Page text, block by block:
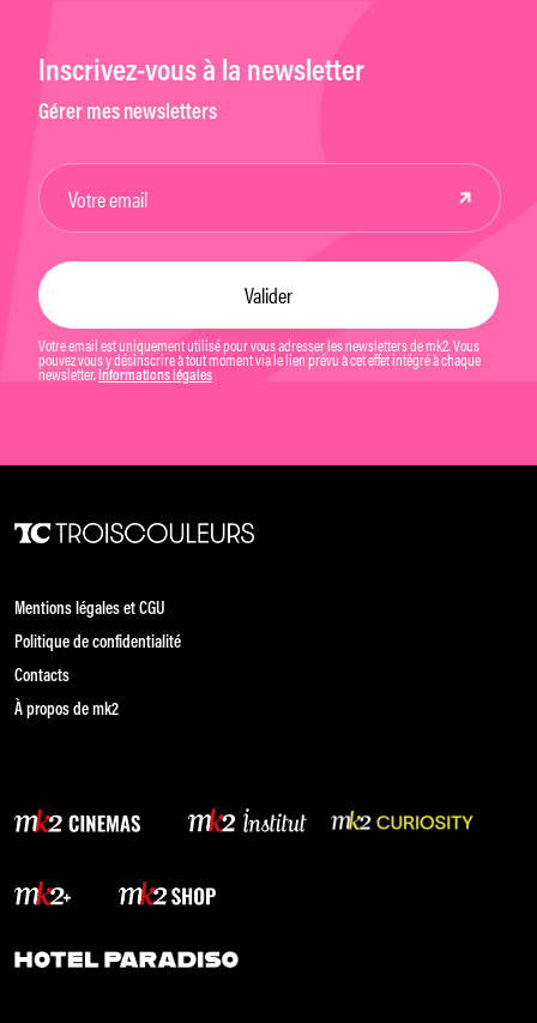
Inscrivez-vous à la newsletter
Gérer mes newsletters
Votre email est uniquement utilisé pour vous adresser les newsletters de mk2. Vous
pouvez vous y désinscrire à tout moment via le lien prévu à cet effet intégré à chaque
newsletter. Informations légales
Mentions légales et CGU
Politique de confidentialité
Contacts
À propos de mk2